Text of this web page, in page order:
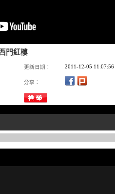
門紅樓
更新日期： 2011-12-05 11:07:56
分享：